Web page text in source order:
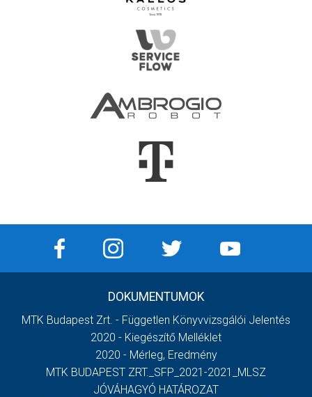
DOKUMENTUMOK
MTK Budapest Zrt. - Független Könyvvizsgálói Jelentés
2020 - Kiegészítő Melléklet
2020 - Mérleg, Eredmény
MTK BUDAPEST ZRT._SFP_2021-2021_MLSZ
JÓVÁHAGYÓ HATÁROZAT